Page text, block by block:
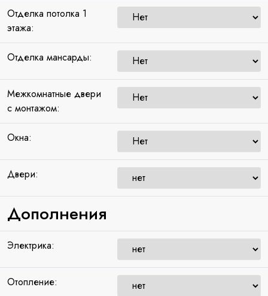
Отделка потолка 1
этажа:
Отделка мансарды:
Межкомнатные двери
с монтажом:
Окна:
Двери:
Дополнения
Электрика:
Отопление: